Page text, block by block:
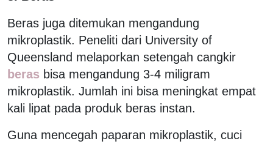
Beras juga ditemukan mengandung
mikroplastik. Peneliti dari University of
Queensland melaporkan setengah cangkir
beras bisa mengandung 3-4 miligram
mikroplastik. Jumlah ini bisa meningkat empat
kali lipat pada produk beras instan.
Guna mencegah paparan mikroplastik, cuci